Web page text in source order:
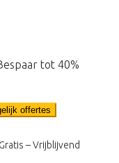
tot 40%
offertes
Gratis – Vrijblijvend